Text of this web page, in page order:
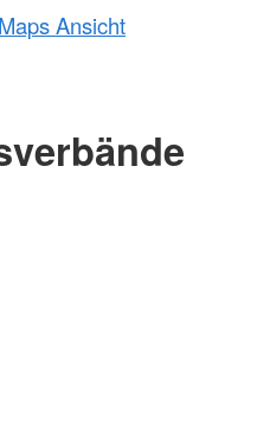
Ansicht